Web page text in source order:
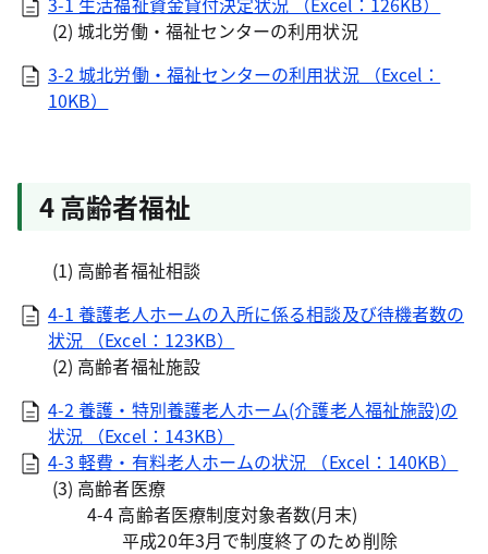
(2) 城北労働・福祉センターの利用状況
3-2 城北労働・福祉センターの利用状況 （Excel：
10KB）
4 高齢者福祉
(1) 高齢者福祉相談
4-1 養護老人ホームの入所に係る相談及び待機者数の
状況 （Excel：123KB）
(2) 高齢者福祉施設
4-2 養護・特別養護老人ホーム(介護老人福祉施設)の
状況 （Excel：143KB）
4-3 軽費・有料老人ホームの状況 （Excel：140KB）
(3) 高齢者医療
4-4 高齢者医療制度対象者数(月末)
平成20年3月で制度終了のため削除